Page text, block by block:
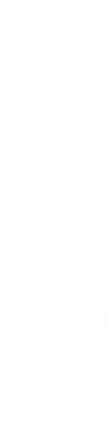
Alman Kozmetik
Saç Bakımı
Alman kozmetik
bakımında güvenilir
organik içeriklerle saç
Lancome Juicy
İncelemesi ve
Lancome Juicy Tubes,
katan nemlendirici lip
Espoir Dewlike
Day Fixx Mist
Espoir Dewlike Jello
Up Setting Fixx Mist,
sunar. Ürünlerin
alma yöntemleri
Combinal Kirpik
Süreli Kirpik